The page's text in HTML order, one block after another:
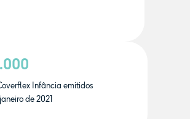
Infância emitidos
de 2021